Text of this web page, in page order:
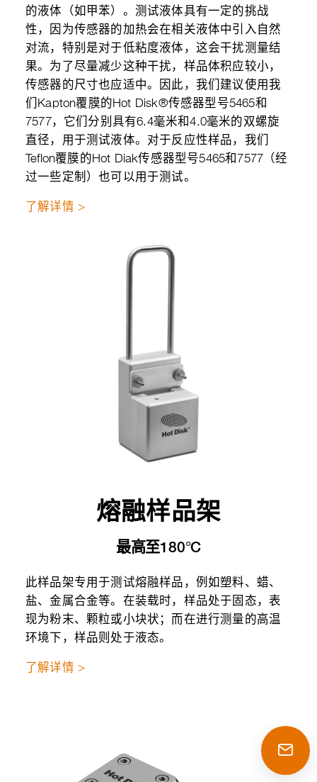
的液体（如甲苯）。测试液体具有一定的挑战
性，因为传感器的加热会在相关液体中引入自然
对流，特别是对于低粘度液体，这会干扰测量结
果。为了尽量减少这种干扰，样品体积应较小，
传感器的尺寸也应适中。因此，我们建议使用我
们Kapton覆膜的Hot Disk®传感器型号5465和
7577，它们分别具有6.4毫米和4.0毫米的双螺旋
直径，用于测试液体。对于反应性样品，我们
Teflon覆膜的Hot Diak传感器型号5465和7577（经
过一些定制）也可以用于测试。
了解详情 >
熔融样品架
最高至180°C
此样品架专用于测试熔融样品，例如塑料、蜡、
盐、金属合金等。在装载时，样品处于固态，表
现为粉末、颗粒或小块状；而在进行测量的高温
环境下，样品则处于液态。
了解详情 >